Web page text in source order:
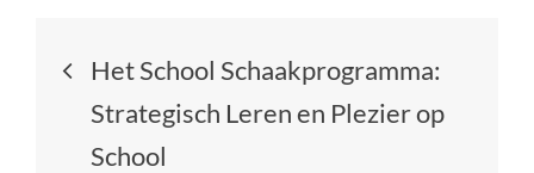
Berichtnavigatie
Het School Schaakprogramma:
Strategisch Leren en Plezier op
School